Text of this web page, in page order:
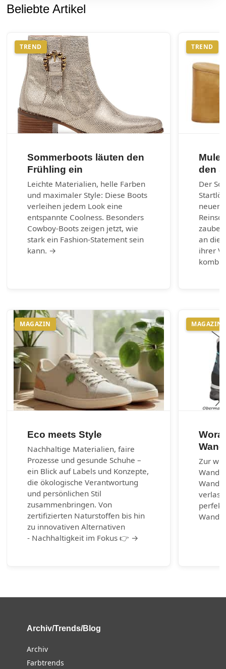
Beliebte Artikel
TREND
Sommerboots läuten den
Frühling ein
Leichte Materialien, helle Farben
und maximaler Style: Diese Boots
verleihen jedem Look eine
entspannte Coolness. Besonders
Cowboy-Boots zeigen jetzt, wie
stark ein Fashion-Statement sein
kann. →
TREND
den
Der
neuen
an die
ihrer
MAGAZIN
Eco meets Style
Nachhaltige Materialien, faire
Prozesse und gesunde Schuhe –
ein Blick auf Labels und Konzepte,
die ökologische Verantwortung
und persönlichen Stil
zusammenbringen. Von
zertifizierten Naturstoffen bis hin
zu innovativen Alternativen
- Nachhaltigkeit im Fokus 👉 →
MAGAZIN
Zur
perfekt
Archiv/Trends/Blog
Archiv
Farbtrends